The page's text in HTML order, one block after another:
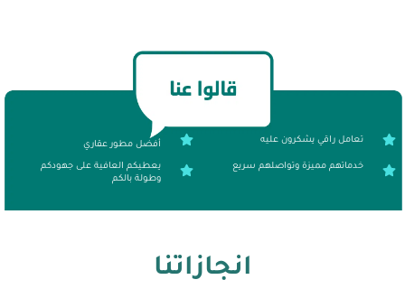
تعامل راقي يشكرون عليه أفضل مطور عقاري
خدماتهم مميزة وتواصلهم سريع
يعطيكم العافية على جهودكم
وطولة بالكم
انجازاتنا